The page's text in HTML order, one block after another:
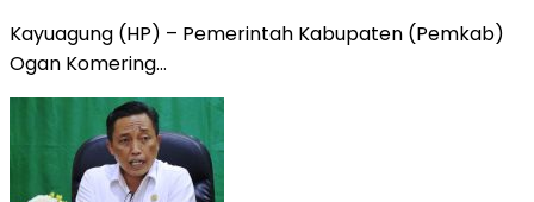
Kayuagung (HP) – Pemerintah Kabupaten (Pemkab)
Ogan Komering…